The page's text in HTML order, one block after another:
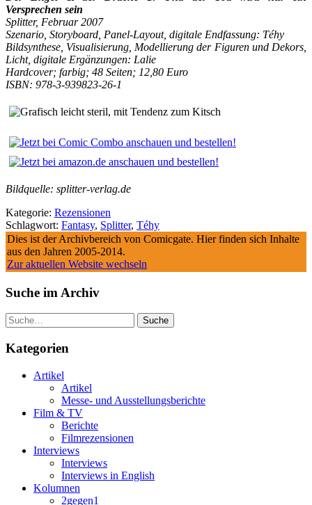
Versprechen sein
Splitter, Februar 2007
Szenario, Storyboard, Panel-Layout, digitale Endfassung: Téhy
Bildsynthese, Visualisierung, Modellierung der Figuren und Dekors,
Licht, digitale Ergänzungen: Lalie
Hardcover; farbig; 48 Seiten; 12,80 Euro
ISBN: 978-3-939823-26-1
Bildquelle: splitter-verlag.de
Kategorie: Rezensionen
Schlagwort: Fantasy, Splitter, Téhy
Dies ist der Archivbereich von Comicgate. Hier finden sich Inhalte
aus den Jahren 2005-2014.
Zur aktuellen Website wechseln
Suche im Archiv
Suche
Kategorien
Artikel
Artikel
Messe- und Ausstellungsberichte
Film & TV
Berichte
Filmrezensionen
Interviews
Interviews
Interviews in English
Kolumnen
2gegen1